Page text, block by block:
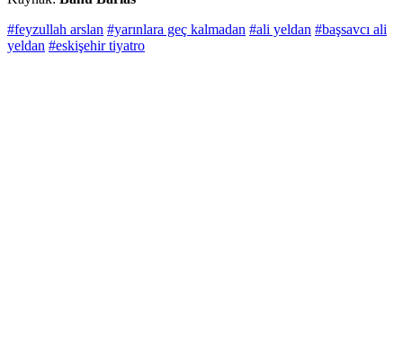
#feyzullah arslan #yarınlara geç kalmadan #ali yeldan #başsavcı ali
yeldan #eskişehir tiyatro